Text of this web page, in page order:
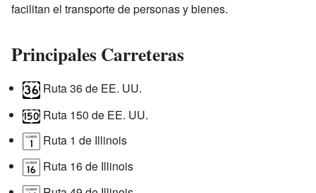
facilitan el transporte de personas y bienes.
Principales Carreteras
Ruta 36 de EE. UU.
Ruta 150 de EE. UU.
Ruta 1 de Illinois
Ruta 16 de Illinois